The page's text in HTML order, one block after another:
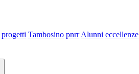
progetti Tambosino pnrr Alunni eccellenze